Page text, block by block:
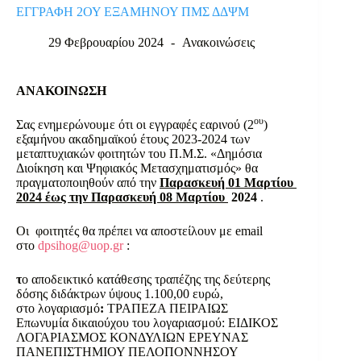
ΕΓΓΡΑΦΗ 2ΟΥ ΕΞΑΜΗΝΟΥ ΠΜΣ ΔΔΨΜ
29 Φεβρουαρίου 2024 Ανακοινώσεις
ΑΝΑΚΟΙΝΩΣΗ
Σας ενημερώνουμε ότι οι εγγραφές εαρινού (2ου)
εξαμήνου ακαδημαϊκού έτους 2023-2024 των
μεταπτυχιακών φοιτητών του Π.Μ.Σ. «Δημόσια
Διοίκηση και Ψηφιακός Μετασχηματισμός» θα
πραγματοποιηθούν από την Παρασκευή 01 Μαρτίου
2024 έως την Παρασκευή 08 Μαρτίου 2024 .
Οι φοιτητές θα πρέπει να αποστείλουν με email
στο dpsihog@uop.gr:
το αποδεικτικό κατάθεσης τραπέζης της δεύτερης
δόσης διδάκτρων ύψους 1.100,00 ευρώ,
στο λογαριασμό: ΤΡΑΠΕΖΑ ΠΕΙΡΑΙΩΣ
Επωνυμία δικαιούχου του λογαριασμού: ΕΙΔΙΚΟΣ
ΛΟΓΑΡΙΑΣΜΟΣ ΚΟΝΔΥΛΙΩΝ ΕΡΕΥΝΑΣ
ΠΑΝΕΠΙΣΤΗΜΙΟΥ ΠΕΛΟΠΟΝΝΗΣΟΥ